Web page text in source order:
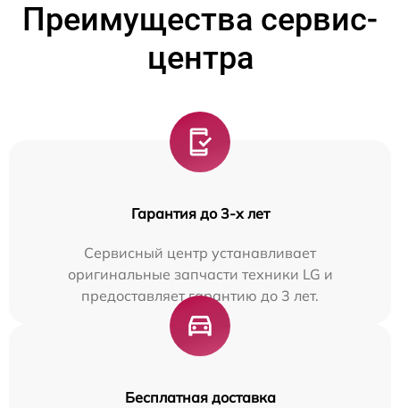
Преимущества сервис-
центра
Гарантия до 3-х лет
Сервисный центр устанавливает
оригинальные запчасти техники LG и
предоставляет гарантию до 3 лет.
Бесплатная доставка